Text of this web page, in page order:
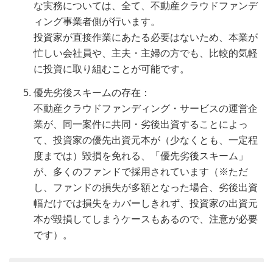
な実務については、全て、不動産クラウドファンデ
ィング事業者側が行います。
投資家が直接作業にあたる必要はないため、本業が
忙しい会社員や、主夫・主婦の方でも、比較的気軽
に投資に取り組むことが可能です。
優先劣後スキームの存在：
不動産クラウドファンディング・サービスの運営企
業が、同一案件に共同・劣後出資することによっ
て、投資家の優先出資元本が（少なくとも、一定程
度までは）毀損を免れる、「優先劣後スキーム」
が、多くのファンドで採用されています（※ただ
し、ファンドの損失が多額となった場合、劣後出資
幅だけでは損失をカバーしきれず、投資家の出資元
本が毀損してしまうケースもあるので、注意が必要
です）。